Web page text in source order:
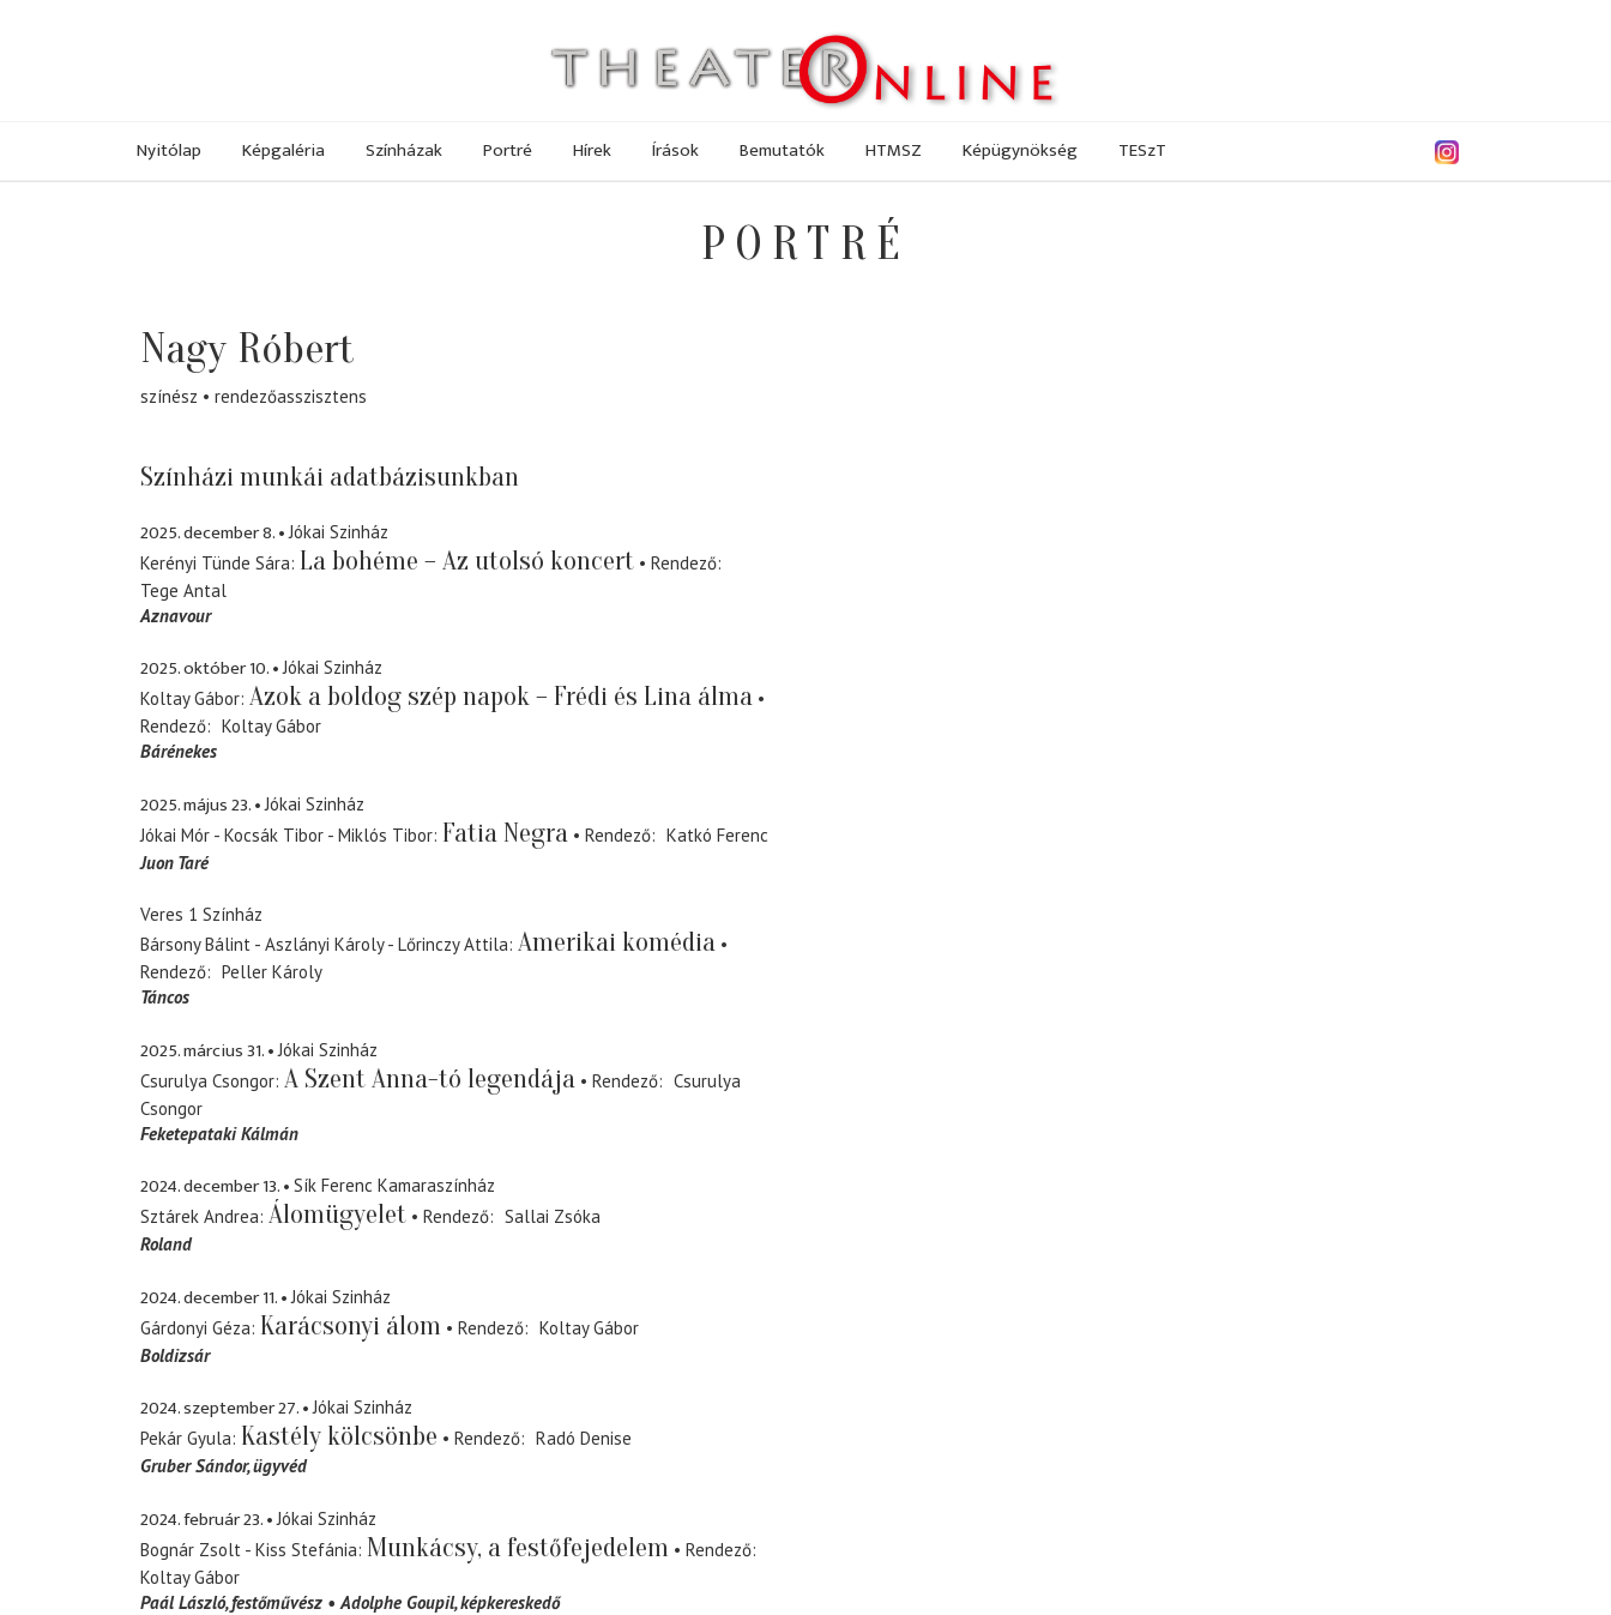
Nyitólap Képgaléria Színházak Portré Hírek Írások Bemutatók HTMSZ Képügynökség TESzT
PORTRÉ
Nagy Róbert
színész rendezőasszisztens
Színházi munkái adatbázisunkban
2025. december 8.
Jókai Szinház
Kerényi Tünde Sára La bohéme – Az utolsó koncert
Rendező
Tege Antal
Aznavour
2025. október 10.
Jókai Szinház
Koltay Gábor Azok a boldog szép napok – Frédi és Lina álma
Rendező
Koltay Gábor
Bárénekes
2025. május 23.
Jókai Szinház
Jókai Mór - Kocsák Tibor - Miklós Tibor Fatia Negra Rendező
Katkó Ferenc
Juon Taré
Veres 1 Színház
Bársony Bálint - Aszlányi Károly - Lőrinczy Attila Amerikai komédia
Rendező
Peller Károly
Táncos
2025. március 31.
Jókai Szinház
Csurulya Csongor A Szent Anna-tó legendája Rendező
Csurulya
Csongor
Feketepataki Kálmán
2024. december 13.
Sík Ferenc Kamaraszínház
Sztárek Andrea Álomügyelet Rendező
Sallai Zsóka
Roland
2024. december 11.
Jókai Szinház
Gárdonyi Géza Karácsonyi álom Rendező
Koltay Gábor
Boldizsár
2024. szeptember 27.
Jókai Szinház
Pekár Gyula Kastély kölcsönbe Rendező
Radó Denise
Gruber Sándor ügyvéd
2024. február 23.
Jókai Szinház
Bognár Zsolt - Kiss Stefánia Munkácsy, a festőfejedelem
Rendező
Koltay Gábor
Paál László festőművész Adolphe Goupil képkereskedő